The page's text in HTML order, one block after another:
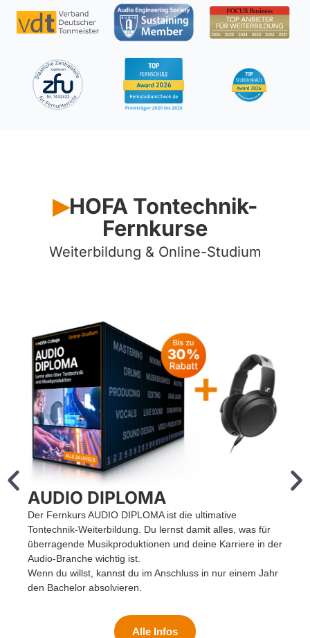
▶︎HOFA Tontechnik-
Fernkurse
Weiterbildung & Online-Studium
AUDIO DIPLOMA
Der Fernkurs AUDIO DIPLOMA ist die ultimative
Tontechnik-Weiterbildung. Du lernst damit alles, was für
überragende Musikproduktionen und deine Karriere in der
Audio-Branche wichtig ist.
Wenn du willst, kannst du im Anschluss in nur einem Jahr
den Bachelor absolvieren.
Alle Infos